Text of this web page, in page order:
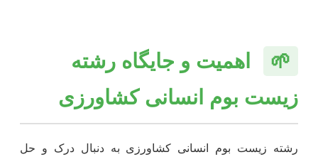
🌱
اهمیت و جایگاه رشته
زیست بوم انسانی کشاورزی
رشته زیست بوم انسانی کشاورزی به دنبال درک و حل